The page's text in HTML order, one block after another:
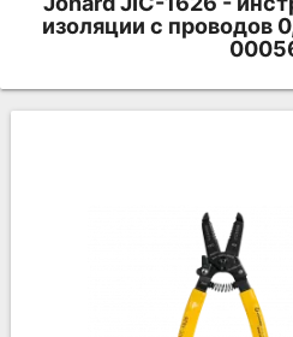
изоляции с проводов